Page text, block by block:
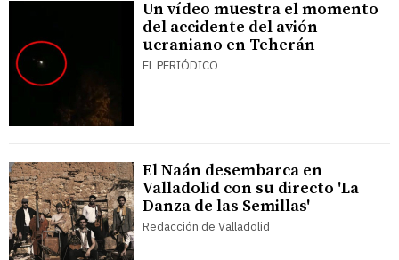
Un vídeo muestra el momento
del accidente del avión
ucraniano en Teherán
EL PERIÓDICO
El Naán desembarca en
Valladolid con su directo 'La
Danza de las Semillas'
Redacción de Valladolid